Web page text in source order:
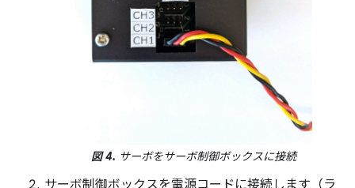
図 4. サーボをサーボ制御ボックスに接続